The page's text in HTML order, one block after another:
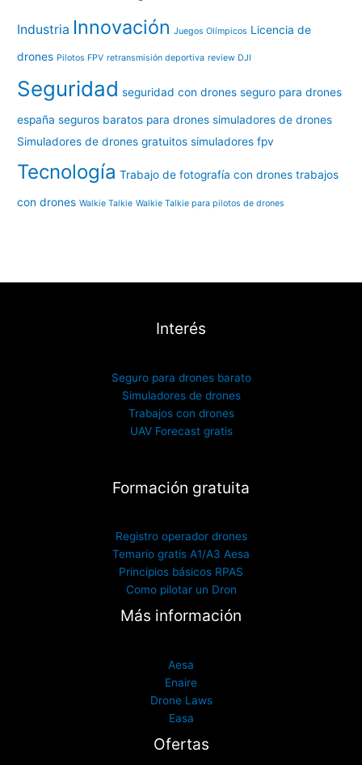
Industria Innovación Juegos Olímpicos Licencia de
drones Pilotos FPV retransmisión deportiva review DJI
Seguridad seguridad con drones seguro para drones
españa seguros baratos para drones simuladores de drones
Simuladores de drones gratuitos simuladores fpv
Tecnología Trabajo de fotografía con drones trabajos
con drones Walkie Talkie Walkie Talkie para pilotos de drones
Interés
Seguro para drones barato
Simuladores de drones
Trabajos con drones
UAV Forecast gratis
Formación gratuita
Registro operador drones
Temario gratis A1/A3 Aesa
Principios básicos RPAS
Como pilotar un Dron
Más información
Aesa
Enaire
Drone Laws
Easa
Ofertas